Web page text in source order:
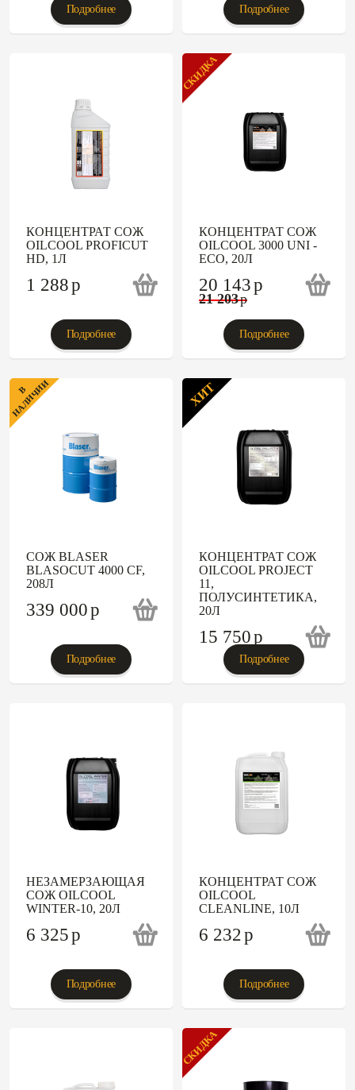
Подробнее Подробнее
КОНЦЕНТРАТ СОЖ
OILCOOL PROFICUT
HD, 1Л
1 288p
Подробнее
СКИДКА
КОНЦЕНТРАТ СОЖ
OILCOOL 3000 UNI -
ECO, 20Л
20 143p
21 203p
Подробнее
В
НАЛИЧИИ
СОЖ BLASER
BLASOCUT 4000 CF,
208Л
339 000p
Подробнее
ХИТ
КОНЦЕНТРАТ СОЖ
OILCOOL PROJECT
11,
ПОЛУСИНТЕТИКА,
20Л
15 750p
Подробнее
НЕЗАМЕРЗАЮЩАЯ
СОЖ OILCOOL
WINTER-10, 20Л
6 325p
Подробнее
КОНЦЕНТРАТ СОЖ
OILCOOL
CLEANLINE, 10Л
6 232p
Подробнее
СКИДКА